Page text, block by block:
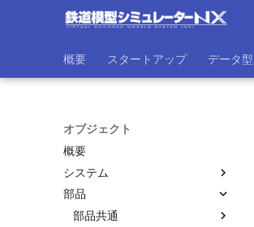
概要 スタートアップ データ型
オブジェクト
概要
システム
部品
部品共通